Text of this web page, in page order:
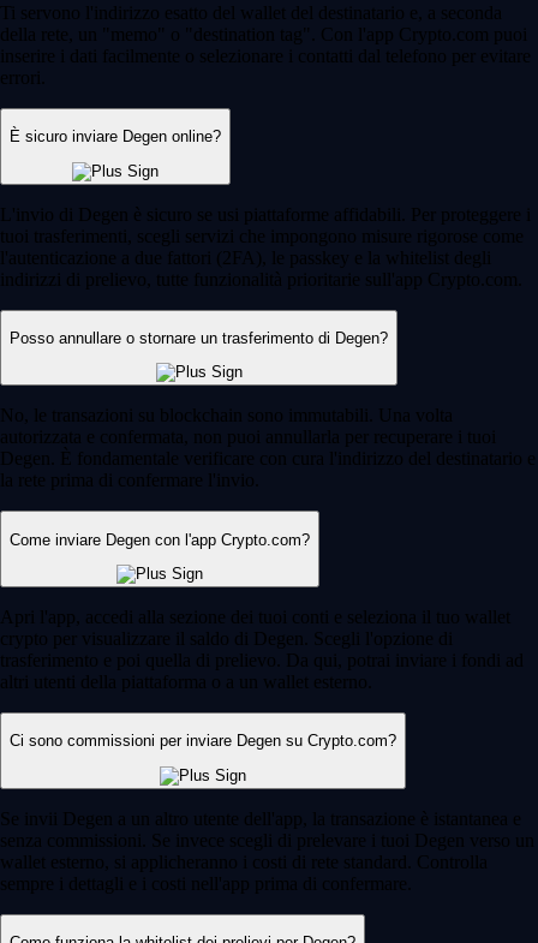
Ti servono l'indirizzo esatto del wallet del destinatario e, a seconda
della rete, un "memo" o "destination tag". Con l'app Crypto.com puoi
inserire i dati facilmente o selezionare i contatti dal telefono per evitare
errori.
È sicuro inviare Degen online?
L'invio di Degen è sicuro se usi piattaforme affidabili. Per proteggere i
tuoi trasferimenti, scegli servizi che impongono misure rigorose come
l'autenticazione a due fattori (2FA), le passkey e la whitelist degli
indirizzi di prelievo, tutte funzionalità prioritarie sull'app Crypto.com.
Posso annullare o stornare un trasferimento di Degen?
No, le transazioni su blockchain sono immutabili. Una volta
autorizzata e confermata, non puoi annullarla per recuperare i tuoi
Degen. È fondamentale verificare con cura l'indirizzo del destinatario e
la rete prima di confermare l'invio.
Come inviare Degen con l'app Crypto.com?
Apri l'app, accedi alla sezione dei tuoi conti e seleziona il tuo wallet
crypto per visualizzare il saldo di Degen. Scegli l'opzione di
trasferimento e poi quella di prelievo. Da qui, potrai inviare i fondi ad
altri utenti della piattaforma o a un wallet esterno.
Ci sono commissioni per inviare Degen su Crypto.com?
Se invii Degen a un altro utente dell'app, la transazione è istantanea e
senza commissioni. Se invece scegli di prelevare i tuoi Degen verso un
wallet esterno, si applicheranno i costi di rete standard. Controlla
sempre i dettagli e i costi nell'app prima di confermare.